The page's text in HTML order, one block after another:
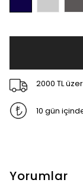
2000 TL
10 gün
Yorumlar